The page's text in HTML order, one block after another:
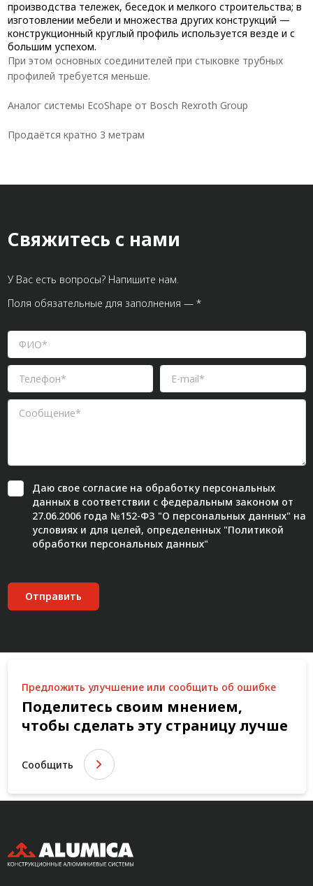
производства тележек, беседок и мелкого строительства; в
изготовлении мебели и множества других конструкций —
конструкционный круглый профиль используется везде и с
большим успехом.
При этом основных соединителей при стыковке трубных
профилей требуется меньше.
Аналог системы EcoShape от Bosch Rexroth Group
Продаётся кратно 3 метрам
Свяжитесь с нами
У Вас есть вопросы? Напишите нам.
Поля обязательные для заполнения — *
Даю свое согласиена обработку персональных
данных в соответствии с федеральным законом от
27.06.2006 года №152-ФЗ "О персональных данных" на
условиях и для целей, определенных "Политикой
обработки персональных данных"
Отправить
Предложить улучшение или сообщить об ошибке
Поделитесь своим мнением,
чтобы сделать эту страницу лучше
Сообщить